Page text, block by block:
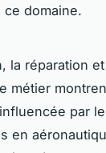
domaine.
la réparation
métier
par
en